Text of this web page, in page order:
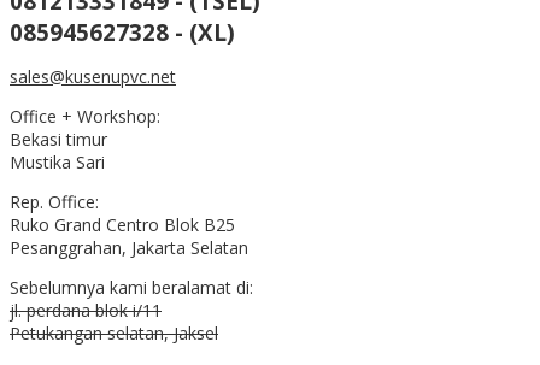
085945627328 - (XL)
sales@kusenupvc.net
Office + Workshop:
Bekasi timur
Mustika Sari
Rep. Office:
Ruko Grand Centro Blok B25
Pesanggrahan, Jakarta Selatan
Sebelumnya kami beralamat di:
jl. perdana blok i/11
Petukangan selatan, Jaksel